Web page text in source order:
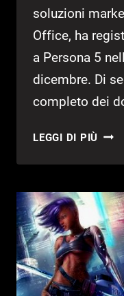
soluzioni
Office, ha
a Persona 5
dicembre. Di
completo dei
LEGGI DI PIÙ
A
5